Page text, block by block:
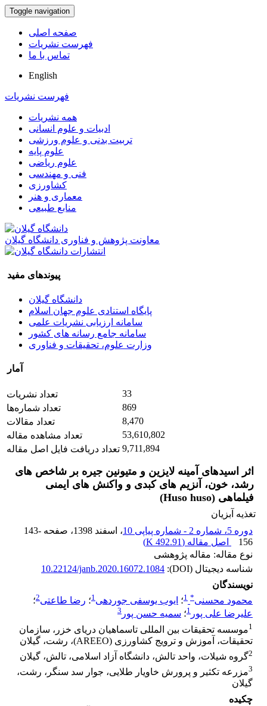
Toggle navigation
صفحه اصلی
فهرست نشریات
تماس با ما
English
فهرست نشریات
همه نشریات
ادبیات و علوم انسانی
تربیت بدنی و علوم ورزشی
علوم پایه
علوم ریاضی
فنی و مهندسی
کشاورزی
معماری و هنر
منابع طبیعی
معاونت پژوهش و فناوری دانشگاه گیلان
پیوندهای مفید
دانشگاه گیلان
پایگاه استنادی علوم جهان اسلام
سامانه ارزیابی نشریات علمی
سامانه جامع رسانه های کشور
وزارت علوم، تحقیقات و فناوری
آمار
تعداد نشریات
33
تعداد شماره‌ها
869
تعداد مقالات
8,470
تعداد مشاهده مقاله
53,610,802
تعداد دریافت فایل اصل مقاله 9,711,894
اثر اسیدهای آمینه لایزین و متیونین جیره بر شاخص های
رشد، خون، آنزیم های کبدی و واکنش های ایمنی
فیل‏ماهی (Huso huso)
تغذیه آبزیان
دوره 5، شماره 2 - شماره پیاپی 10
، اسفند 1398 ، صفحه 143-
156
اصل مقاله (492.91 K
)
نوع مقاله: مقاله پژوهشی
شناسه دیجیتال (DOI):
10.22124/janb.2020.16072.1084
نویسندگان
محمود محسنی*
1؛ ایوب یوسفی جوردهی1؛ رضا طاعتی2؛
علیرضا علی پور 1؛ سمیه حسن پور 3
1موسسه تحقیقات بین المللی تاسماهیان دریای خزر، سازمان
تحقیقات، آموزش و ترویج کشاورزی (AREEO)، رشت، گیلان
2گروه شیلات، واحد تالش، دانشگاه آزاد اسلامی، تالش، گیلان
3مزرعه تکثیر و پرورش خاویار طلایی، جوار سد سنگر، رشت،
گیلان
چکیده